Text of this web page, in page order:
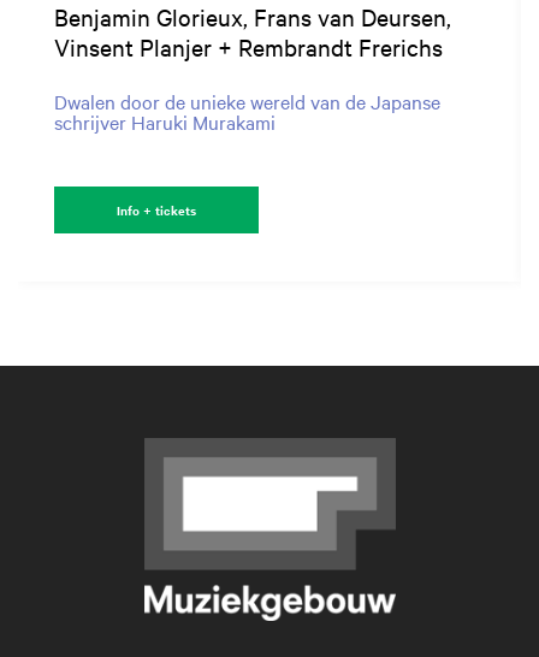
Benjamin Glorieux, Frans van Deursen,
Vinsent Planjer + Rembrandt Frerichs
Dwalen door de unieke wereld van de Japanse
schrijver Haruki Murakami
Info + tickets